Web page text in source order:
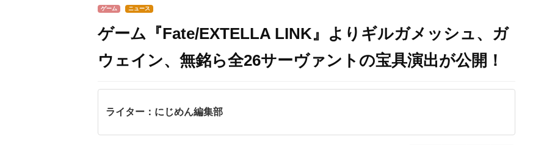
ゲーム ニュース
ゲーム『Fate/EXTELLA LINK』よりギルガメッシュ、ガ
ウェイン、無銘ら全26サーヴァントの宝具演出が公開！
ライター：にじめん編集部